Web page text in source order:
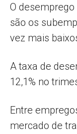
O
são os
vez mais
A taxa de
12,1% no
Entre
mercado de